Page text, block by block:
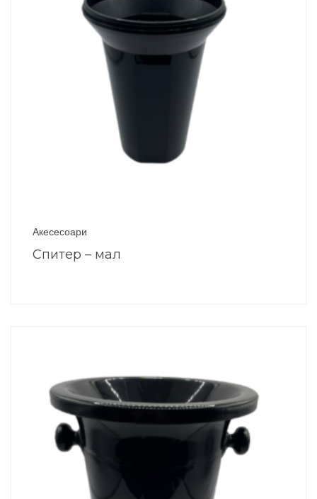
Акесесоари
Спитер – мал